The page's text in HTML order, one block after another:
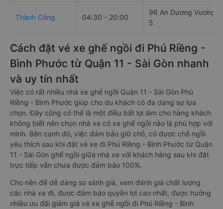
Thành Công 04:30 - 20:00
96 An Dương Vương,
5
Cách đặt vé xe ghế ngồi đi Phú Riềng -
Bình Phước từ Quận 11 - Sài Gòn nhanh
và uy tín nhất
Việc có rất nhiều nhà xe ghế ngồi Quận 11 - Sài Gòn Phú
Riềng - Bình Phước giúp cho du khách có đa dạng sự lựa
chọn. Đây cũng có thể là một điều bất lợi làm cho hàng khách
không biết nên chọn nhà xe có xe ghế ngồi nào là phù hợp với
mình. Bên cạnh đó, việc đảm bảo giữ chỗ, có được chỗ ngồi
yêu thích sau khi đặt vé xe đi Phú Riềng - Bình Phước từ Quận
11 - Sài Gòn ghế ngồi giữa nhà xe với khách hàng sau khi đặt
trực tiếp vẫn chưa được đảm bảo 100%.
Cho nên để dễ dàng so sánh giá, xem đánh giá chất lượng
các nhà xe đi, được đảm bảo quyền lợi cao nhất, được hưởng
nhiều ưu đãi giảm giá vé xe ghế ngồi đi Phú Riềng - Bình